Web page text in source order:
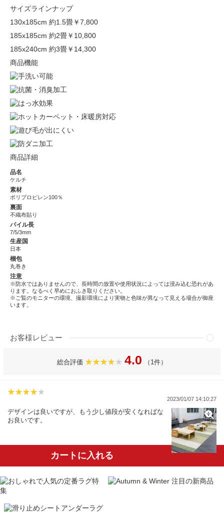
サイズラインナップ
130x185cm 約1.5畳￥7,800
185x185cm 約2畳￥10,800
185x240cm 約3畳￥14,300
商品機能
商品詳細
品名
ケルチ
素材
ポリプロピレン100％
裏面
不織布貼り
パイル長
7/5/3mm
生産国
日本
梱包
丸巻き
注意
※防水ではありませんので、長時間の放置や使用状況によっては浸み込む恐れがあ
ります。なるべく早めにおふき取りください。
※ご覧のモニターの環境、撮影環境により実物と色味が異なって見える場合が御座
います。
お客様レビュー
総合評価 4.0 （1件）
2023/01/07 14:10:27
デザインは良いですが、もう少し値段が安くなればな
お良いです。
カートに入れる